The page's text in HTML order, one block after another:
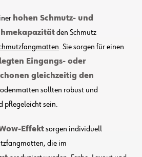
hohen Schmutz- und
den Schmutz
. Sie sorgen für einen
Eingangs- oder
gleichzeitig den
sollten robust und
pflegeleicht sein.
Effektsorgen individuell
die im